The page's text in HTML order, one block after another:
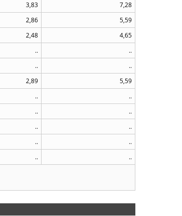
3,83
7,28
2,86
5,59
2,48
4,65
..
..
..
..
2,89
5,59
..
..
..
..
..
..
..
..
..
..